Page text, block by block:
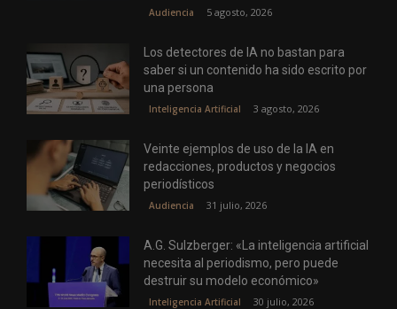
Audiencia 5 agosto, 2026
Los detectores de IA no bastan para
saber si un contenido ha sido escrito por
una persona
Inteligencia Artificial 3 agosto, 2026
Veinte ejemplos de uso de la IA en
redacciones, productos y negocios
periodísticos
Audiencia 31 julio, 2026
A.G. Sulzberger: «La inteligencia artificial
necesita al periodismo, pero puede
destruir su modelo económico»
Inteligencia Artificial 30 julio, 2026